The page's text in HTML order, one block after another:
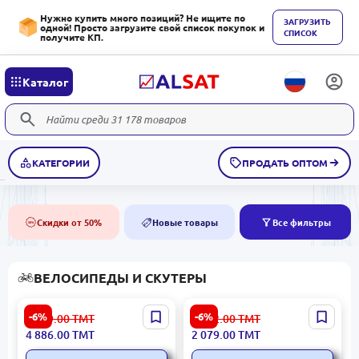
Нужно купить много позиций? Не ищите по
одной! Просто загрузите свой список покупок и
получите КП.
ЗАГРУЗИТЬ
СПИСОК
Каталог
КАТЕГОРИИ ПРОДАТЬ ОПТОМ
50% Скидки от 50% NEW Новые товары Все фильтры
ВЕЛОСИПЕДЫ И СКУТЕРЫ
-6%
FAMILY BIKE BIKE4PCGREE
| Семейный велосипед 4
места зеленый
5 199.00ТМТ
4 886.00ТМТ
-6%
Xiaomi ZGHS02D | Умный
велошлем черный
2 212.00ТМТ
2 079.00ТМТ